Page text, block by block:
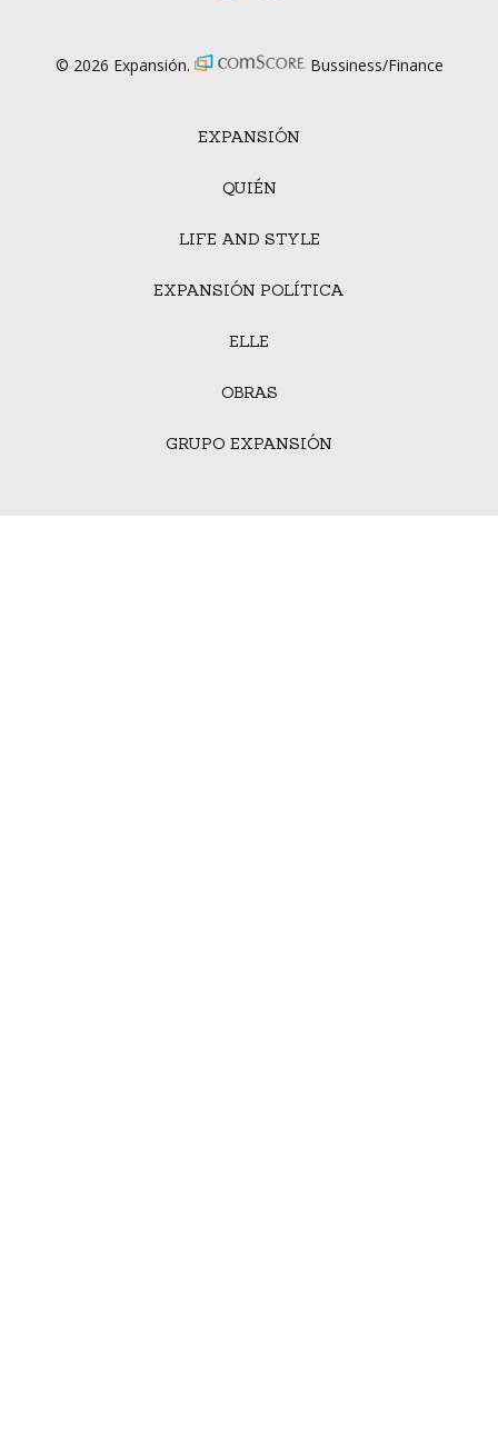
EXPANSIÓN
QUIÉN
LIFE AND STYLE
EXPANSIÓN POLÍTICA
ELLE
OBRAS
GRUPO EXPANSIÓN
© 2026 Expansión. Bussiness/Finance